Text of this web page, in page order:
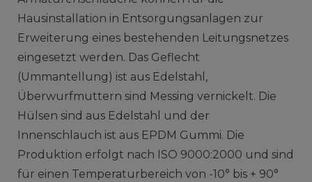
Hausinstallation in Entsorgungsanlagen zur
Erweiterung eines bestehenden Leitungsnetzes
eingesetzt werden. Das Geflecht
(Ummantellung) ist aus Edelstahl,
Überwurfmuttern sind Messing vernickelt. Die
Hülsen sind aus Edelstahl und der
Innenschlauch ist aus EPDM Gummi. Die
Produktion erfolgt nach ISO 9000:2000 und sind
für einen Temperaturbereich von -10° bis + 90°